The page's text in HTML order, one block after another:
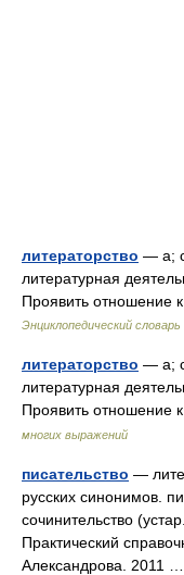
литераторство — а;
литературная
Проявить отношение
Энциклопедический словарь
литераторство — а;
литературная
Проявить отношение
многих выражений
писательство —
русских синонимов.
сочинительство
Практический
Александрова. 2011